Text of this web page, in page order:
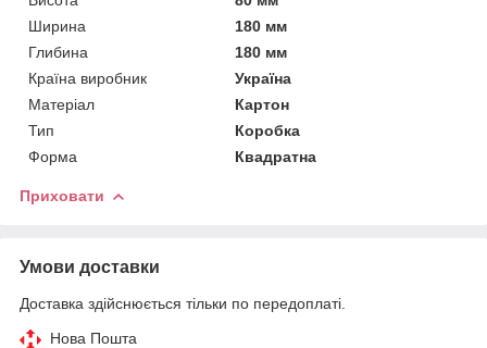
Ширина
180 мм
Глибина
180 мм
Країна виробник
Україна
Матеріал
Картон
Тип
Коробка
Форма
Квадратна
Приховати
Умови доставки
Доставка здійснюється тільки по передоплаті.
Нова Пошта